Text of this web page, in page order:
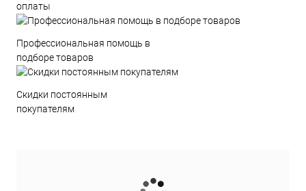
оплаты
Профессиональная помощь в
подборе товаров
Скидки постоянным
покупателям